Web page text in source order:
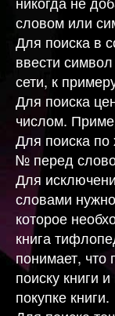
словом или
Для поиска в
ввести
сети, к
Для поиска
числом.
Для поиска по
№ перед
Для
словами
которое
книга
понимает, что
поиску книги
покупке книги.